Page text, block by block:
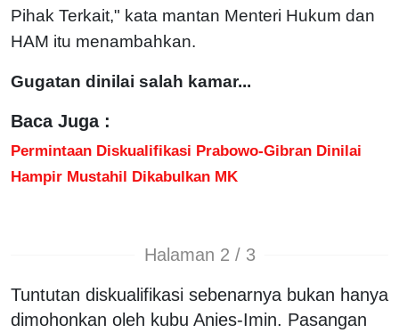
Pihak Terkait," kata mantan Menteri Hukum dan
HAM itu menambahkan.
Gugatan dinilai salah kamar...
Baca Juga :
Permintaan Diskualifikasi Prabowo-Gibran Dinilai
Hampir Mustahil Dikabulkan MK
Halaman 2 / 3
Tuntutan diskualifikasi sebenarnya bukan hanya
dimohonkan oleh kubu Anies-Imin. Pasangan